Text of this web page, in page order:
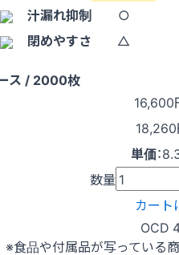
汁漏れ抑制
○
閉めやすさ
△
ス / 2000枚
16,600
単価：
数量
カート
OCD
※食品や付属品が写っている